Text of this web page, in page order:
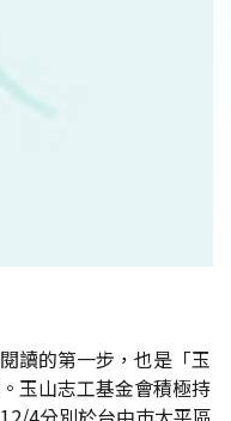
讀的第一步，也是「玉
玉山志工基金會積極持